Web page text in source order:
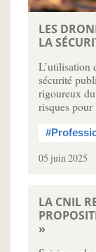
LES
LA
L’utilisation
sécurité
rigoureux
risques
05 juin 2025
LA CNIL
»